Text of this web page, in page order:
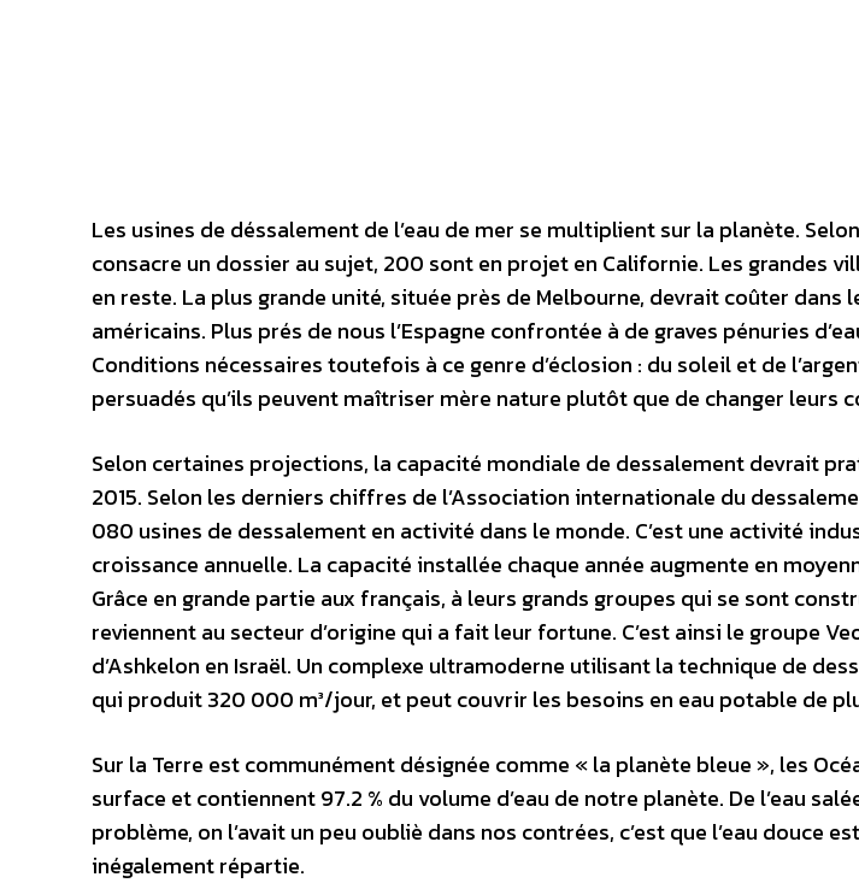
Les usines de déssalement de l’eau de mer se multiplient sur la planète.
consacre un dossier au sujet, 200 sont en projet en Californie. Les grandes
en reste. La plus grande unité, située près de Melbourne, devrait coûter dans
américains. Plus prés de nous l’Espagne confrontée à de graves pénuries
Conditions nécessaires toutefois à ce genre d’éclosion : du soleil et de
persuadés qu’ils peuvent maîtriser mère nature plutôt que de changer leurs
Selon certaines projections, la capacité mondiale de dessalement devrait
2015. Selon les derniers chiffres de l’Association internationale du
080 usines de dessalement en activité dans le monde. C’est une activité
croissance annuelle. La capacité installée chaque année augmente en
Grâce en grande partie aux français, à leurs grands groupes qui se sont
reviennent au secteur d’origine qui a fait leur fortune. C’est ainsi le groupe
d’Ashkelon en Israël. Un complexe ultramoderne utilisant la technique de
qui produit 320 000 m³/jour, et peut couvrir les besoins en eau potable de
Sur la Terre est communément désignée comme « la planète bleue », les
surface et contiennent 97.2 % du volume d’eau de notre planète. De l’eau
problème, on l’avait un peu oubliè dans nos contrées, c’est que l’eau douce
inégalement répartie.